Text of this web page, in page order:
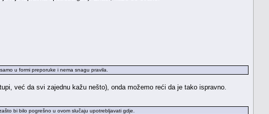
u formi preporuke i nema snagu pravila.
već da svi zajednu kažu nešto), onda možemo reći da je tako ispravno.
bi bilo pogrešno u ovom slučaju upotrebljavati gdje.